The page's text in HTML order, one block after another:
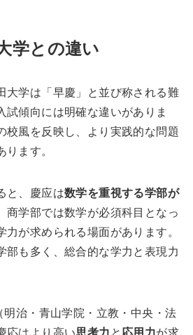
学との違い
大学は「早慶」と並び称される難
試傾向には明確な違いがありま
校風を反映し、より実践的な問題
ます。
と、慶应は数学を重視する学部が
商学部では数学が必須科目となっ
が求められる場面があります。
部も多く、総合的な学力と表現力
治・青山学院・立教・中央・法